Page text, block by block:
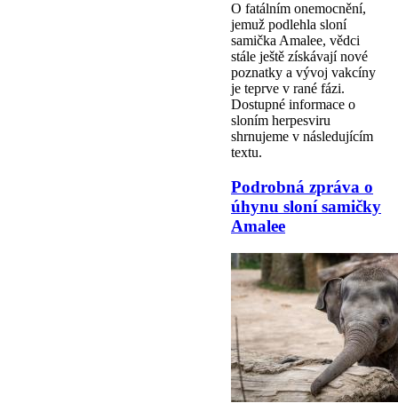
O fatálním onemocnění,
jemuž podlehla sloní
samička Amalee, vědci
stále ještě získávají nové
poznatky a vývoj vakcíny
je teprve v rané fázi.
Dostupné informace o
sloním herpesviru
shrnujeme v následujícím
textu.
Podrobná zpráva o
úhynu sloní samičky
Amalee